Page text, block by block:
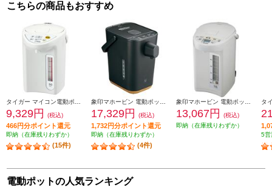
こちらの商品もおすすめ
9,329円 (税込)
466円分ポイント還元
即納（在庫残りわずか）
(15件)
17,329円 (税込)
1,732円分ポイント還元
即納（在庫残りわずか）
(4件)
13,067円
(税込)
即納（在庫残りわずか）
5営
電動ポットの人気ランキング